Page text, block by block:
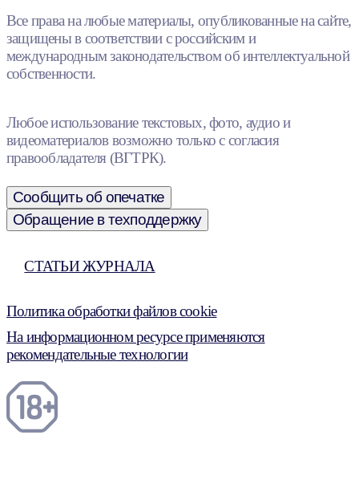
Все права на любые материалы, опубликованные на сайте,
защищены в соответствии с российским и
международным законодательством об интеллектуальной
собственности.
Любое использование текстовых, фото, аудио и
видеоматериалов возможно только с согласия
правообладателя (ВГТРК).
Сообщить об опечатке
Обращение в техподдержку
СТАТЬИ ЖУРНАЛА
Политика обработки файлов cookie
На информационном ресурсе применяются
рекомендательные технологии